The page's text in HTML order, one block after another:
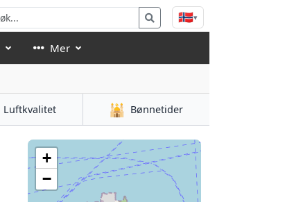
🇳🇴▾
Mer
Luftkvalitet 🕌 Bønnetider
+
−